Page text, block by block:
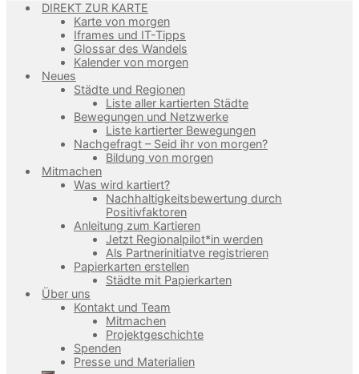
DIREKT ZUR KARTE
Karte von morgen
Iframes und IT-Tipps
Glossar des Wandels
Kalender von morgen
Neues
Städte und Regionen
Liste aller kartierten Städte
Bewegungen und Netzwerke
Liste kartierter Bewegungen
Nachgefragt – Seid ihr von morgen?
Bildung von morgen
Mitmachen
Was wird kartiert?
Nachhaltigkeitsbewertung durch
Positivfaktoren
Anleitung zum Kartieren
Jetzt Regionalpilot*in werden
Als Partnerinitiatve registrieren
Papierkarten erstellen
Städte mit Papierkarten
Über uns
Kontakt und Team
Mitmachen
Projektgeschichte
Spenden
Presse und Materialien